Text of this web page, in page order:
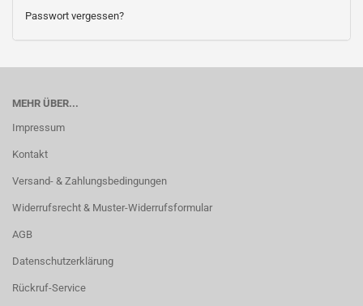
Passwort vergessen?
MEHR ÜBER...
Impressum
Kontakt
Versand- & Zahlungsbedingungen
Widerrufsrecht & Muster-Widerrufsformular
AGB
Datenschutzerklärung
Rückruf-Service